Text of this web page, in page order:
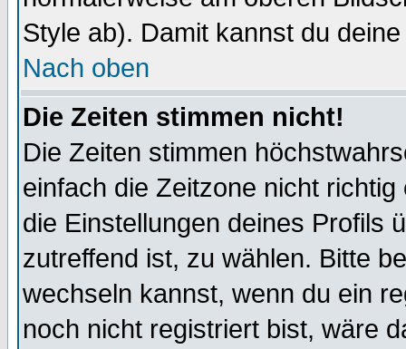
Style ab). Damit kannst du
Nach oben
Die Zeiten stimmen nicht!
Die Zeiten stimmen
einfach die Zeitzone nicht
die Einstellungen deines Profils
zutreffend ist, zu wählen. Bitte
wechseln kannst, wenn du ein
noch nicht registriert bist, wäre